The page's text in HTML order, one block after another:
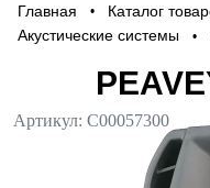
Главная • Каталог
Акустические системы •
Артикул: С00057300